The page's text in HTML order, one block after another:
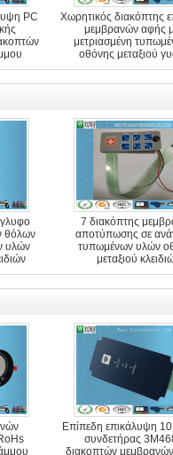
PC
Χωρητικός διακόπτης
μεμβρανών αφής
μετριασμένη
οθόνης μεταξιού
θόλων
υλών
7 διακόπτης
αποτύπωσης σε
τυπωμένων υλών
μεταξιού
Επίπεδη επικάλυψη
συνδετήρας
διακοπτών